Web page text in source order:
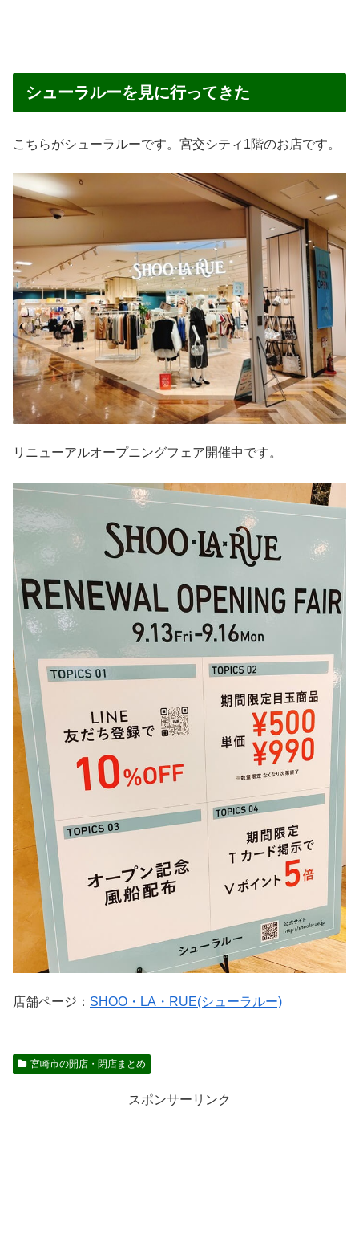
シューラルーを見に行ってきた
こちらがシューラルーです。宮交シティ1階のお店です。
リニューアルオープニングフェア開催中です。
店舗ページ： SHOO・LA・RUE(シューラルー)
宮崎市の開店・閉店まとめ
スポンサーリンク